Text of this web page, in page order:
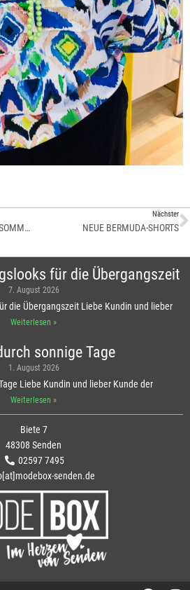
ENTDECKE DIE FARBEN DES SOMMERS: TROPISCHE ELEGANZ IN PINK UND ROT
Nächster
NEUE BERMUDA-SHORTS
für die Übergangszeit
7. August 2026
die Übergangszeit Liebe Kundin und lieber
Weiterlesen »
sonnige Tage
1. August 2026
Liebe Kundin und lieber Kunde der
Weiterlesen »
Biete 7
48308 Senden
02597 7495
senden.de